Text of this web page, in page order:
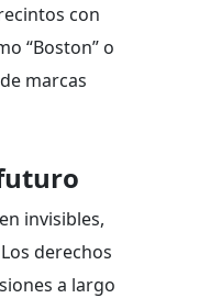
con
“Boston” o
marcas
invisibles,
derechos
a largo